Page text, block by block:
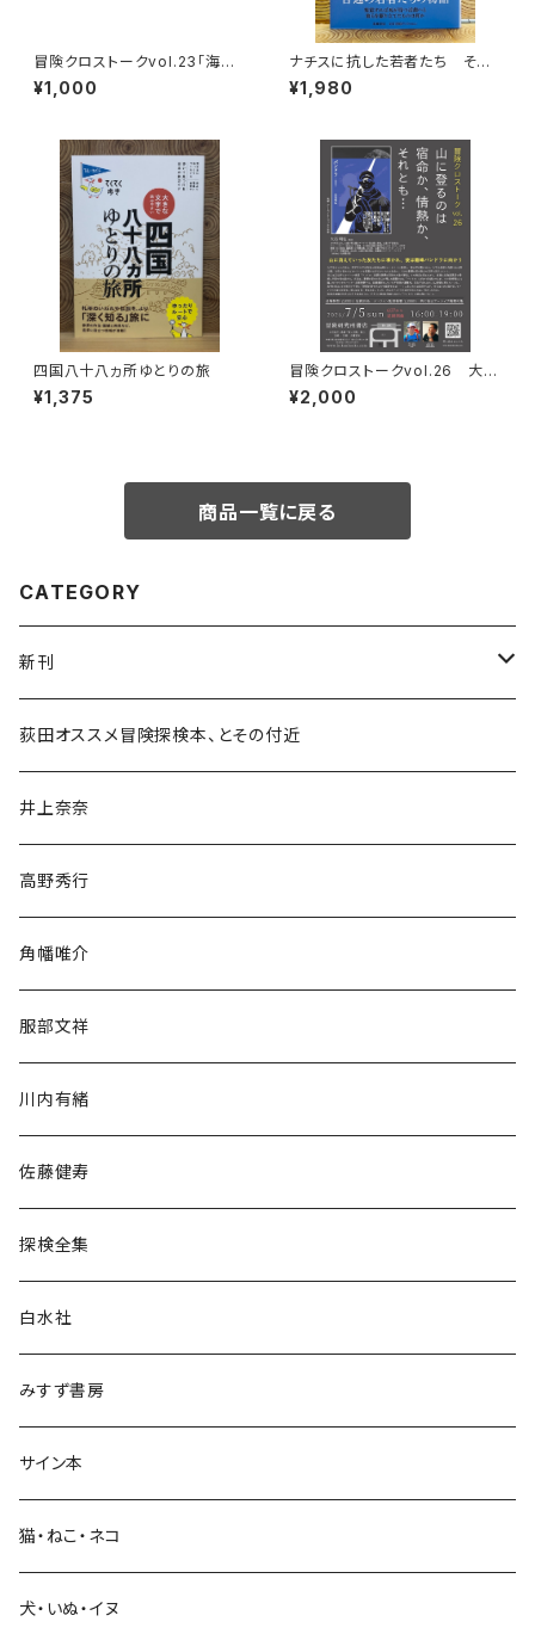
冒険クロストークvol.23「海か
ら目指す、世界最高峰」録画視聴
権
¥1,000
ナチスに抗した若者たち その
生き方を問う
¥1,980
四国八十八ヵ所ゆとりの旅
¥1,375
冒険クロストークvol.26 大石
明弘「山に登るのは 宿命か、情
熱か、それとも…」録画視聴権
¥2,000
商品一覧に戻る
CATEGORY
新刊
和書
文学・小説・物語
随筆・ノンフィクション・その他
民族・風習
言語・ことば
生活・暮らし
荻田オススメ冒険探検本、とその付近
井上奈奈
高野秀行
角幡唯介
服部文祥
川内有緒
佐藤健寿
探検全集
白水社
みすず書房
サイン本
猫・ねこ・ネコ
犬・いぬ・イヌ